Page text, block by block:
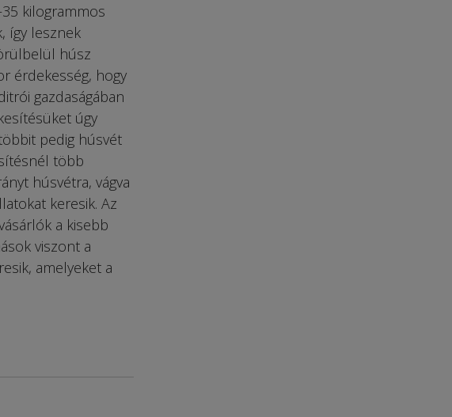
kilogrammos
így lesznek
húsz
érdekesség, hogy
gazdaságában
úgy
pedig húsvét
több
húsvétra, vágva
keresik. Az
a kisebb
viszont a
amelyeket a